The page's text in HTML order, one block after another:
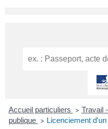
Accueil particuliers > Travail
publique > Licenciement